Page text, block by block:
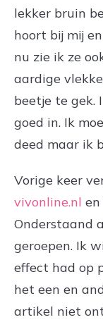
lekker bruin
hoort bij mij
nu zie ik ze
aardige
beetje te gek.
goed in. Ik
deed maar ik
Vorige keer
vivonline.nl
Onderstaand
geroepen. Ik
effect had op
het een en
artikel niet